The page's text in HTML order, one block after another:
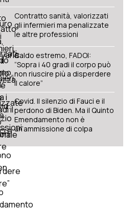
Contratto sanità, valorizzati
gli infermieri ma penalizzate
le altre professioni
Caldo estremo, FADOI:
“Sopra i 40 gradi il corpo può
non riuscire più a disperdere
il calore”
Covid. Il silenzio di Fauci e il
perdono di Biden. Ma il Quinto
Emendamento non è
un’ammissione di colpa